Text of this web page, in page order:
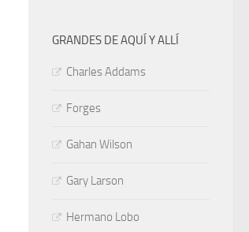
GRANDES DE AQUÍ Y ALLÍ
Charles Addams
Forges
Gahan Wilson
Gary Larson
Hermano Lobo